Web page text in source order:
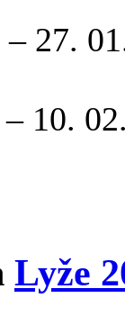
– 27.
10.
Lyže